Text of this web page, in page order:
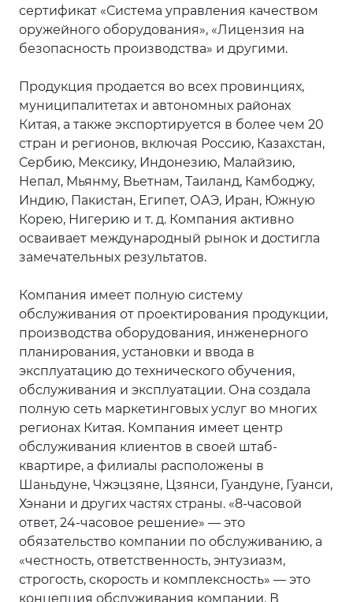
сертификат «Система управления качеством
оружейного оборудования», «Лицензия на
безопасность производства» и другими.
Продукция продается во всех провинциях,
муниципалитетах и ​​автономных районах
Китая, а также экспортируется в более чем 20
стран и регионов, включая Россию, Казахстан,
Сербию, Мексику, Индонезию, Малайзию,
Непал, Мьянму, Вьетнам, Таиланд, Камбоджу,
Индию, Пакистан, Египет, ОАЭ, Иран, Южную
Корею, Нигерию и т. д. Компания активно
осваивает международный рынок и достигла
замечательных результатов.
Компания имеет полную систему
обслуживания от проектирования продукции,
производства оборудования, инженерного
планирования, установки и ввода в
эксплуатацию до технического обучения,
обслуживания и эксплуатации. Она создала
полную сеть маркетинговых услуг во многих
регионах Китая. Компания имеет центр
обслуживания клиентов в своей штаб-
квартире, а филиалы расположены в
Шаньдуне, Чжэцзяне, Цзянси, Гуандуне, Гуанси,
Хэнани и других частях страны. «8-часовой
ответ, 24-часовое решение» — это
обязательство компании по обслуживанию, а
«честность, ответственность, энтузиазм,
строгость, скорость и комплексность» — это
концепция обслуживания компании. В